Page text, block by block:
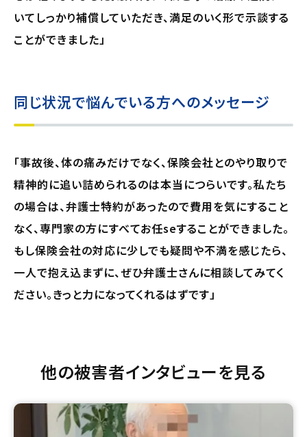
いてしっかり補償していただき、満足のいく形で示談する
ことができました」
同じ状況で悩んでいる方へのメッセージ
「事故後、体の痛みだけでなく、保険会社とのやり取りで
精神的に追い詰められるのは本当につらいです。私たち
の場合は、弁護士特約があったので費用を気にすること
なく、専門家の方にすべてお任seすることができました。
もし保険会社の対応に少しでも疑問や不満を感じたら、
一人で抱え込まずに、ぜひ弁護士さんに相談してみてく
ださい。きっと力になってくれるはずです」
他の被害者インタビューを見る